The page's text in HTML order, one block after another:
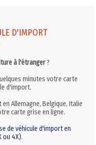
D'IMPORT
à l'étranger?
minutes votre carte
d'import.
en Allemagne, Belgique, Italie
carte grise en ligne.
de véhicule d'import en
ou 4X).